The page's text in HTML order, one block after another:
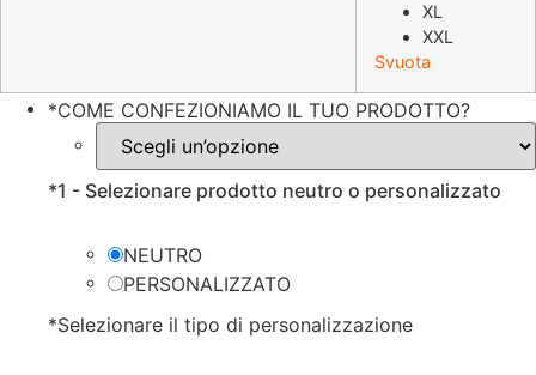
XL
XXL
Svuota
*COME CONFEZIONIAMO IL TUO PRODOTTO?
*1 - Selezionare prodotto neutro o personalizzato
NEUTRO
PERSONALIZZATO
*Selezionare il tipo di personalizzazione